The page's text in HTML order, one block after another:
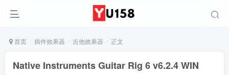
首页 插件效果器 吉他效果器 正文
Native Instruments Guitar Rig 6 v6.2.4 WIN